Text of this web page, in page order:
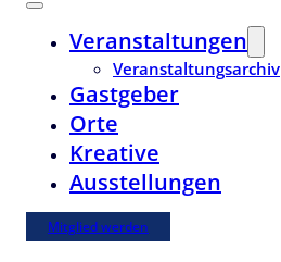
Veranstaltungen
Veranstaltungsarchiv
Gastgeber
Orte
Kreative
Ausstellungen
Mitglied werden